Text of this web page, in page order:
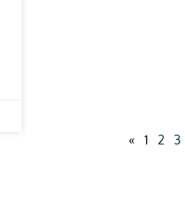
« 1 2 3